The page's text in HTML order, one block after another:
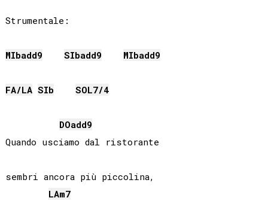
Strumentale:
MIbadd9 SIbadd9 MIbadd9
FA/LA SIb SOL7/4
DOadd9
Quando usciamo dal ristorante
sembri ancora più piccolina,
LAm7